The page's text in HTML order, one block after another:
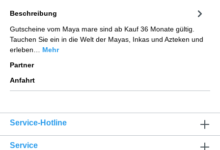
Beschreibung
Gutscheine vom Maya mare sind ab Kauf 36 Monate gültig.
Tauchen Sie ein in die Welt der Mayas, Inkas und Azteken und
erleben… Mehr
Partner
Anfahrt
Service-Hotline
Service